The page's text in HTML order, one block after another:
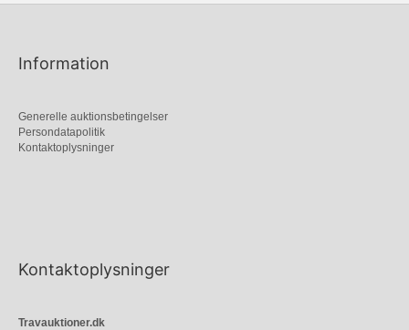
Information
Generelle auktionsbetingelser
Persondatapolitik
Kontaktoplysninger
Kontaktoplysninger
Travauktioner.dk